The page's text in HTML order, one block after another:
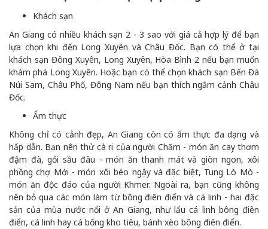
Khách sạn
An Giang có nhiều khách sạn 2 - 3 sao với giá cả hợp lý để bạn
lựa chọn khi đến Long Xuyên và Châu Đốc. Bạn có thể ở tại
khách sạn Đông Xuyên, Long Xuyên, Hòa Bình 2 nếu bạn muốn
khám phá Long Xuyên. Hoặc bạn có thể chọn khách sạn Bến Đá
Núi Sam, Châu Phố, Đông Nam nếu bạn thích ngắm cảnh Châu
Đốc.
Ẩm thực
Không chỉ có cảnh đẹp, An Giang còn có ẩm thực đa dạng và
hấp dẫn. Bạn nên thử cà ri của người Chăm - món ăn cay thơm
đậm đà, gỏi sầu đâu - món ăn thanh mát và giòn ngon, xôi
phồng chợ Mới - món xôi béo ngậy và đặc biệt, Tung Lò Mò -
món ăn độc đáo của người Khmer. Ngoài ra, bạn cũng không
nên bỏ qua các món làm từ bông điên điển và cá linh - hai đặc
sản của mùa nước nổi ở An Giang, như lẩu cá linh bông điên
điển, cá linh hay cá bống kho tiêu, bánh xèo bông điên điển.